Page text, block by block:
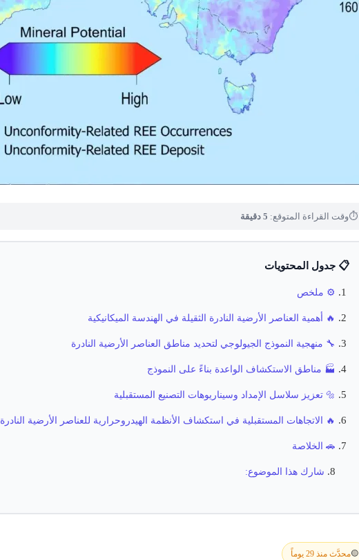
⏱وقت القراءة المتوقع: 5 دقيقة
📋 جدول المحتويات
⚙️ ملخص
🔥 أهمية العناصر الأرضية النادرة الثقيلة في الهندسة الميكانيكية
🔧 منهجية النموذج الجيولوجي لتحديد مناطق العناصر الأرضية النادرة
🏭 مناطق الاستكشاف الواعدة بناءً على النموذج
🔩 تعزيز سلاسل الإمداد وسيناريوهات التصنيع المستقبلية
🔥 الاتجاهات المستقبلية في استكشاف الأنظمة الهيدروحرارية للعناصر الأرضية النادرة
🚗 الخلاصة
شارك هذا الموضوع:
🟡محدَّث منذ 29 يوماً